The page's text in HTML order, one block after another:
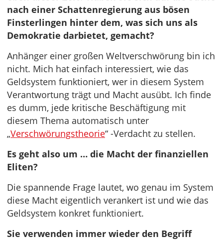
nach einer Schattenregierung aus bösen
Finsterlingen hinter dem, was sich uns als
Demokratie darbietet, gemacht?
Anhänger einer großen Weltverschwörung bin ich
nicht. Mich hat einfach interessiert, wie das
Geldsystem funktioniert, wer in diesem System
Verantwortung trägt und Macht ausübt. Ich finde
es dumm, jede kritische Beschäftigung mit
diesem Thema automatisch unter
„Verschwörungstheorie“ -Verdacht zu stellen.
Es geht also um … die Macht der finanziellen
Eliten?
Die spannende Frage lautet, wo genau im System
diese Macht eigentlich verankert ist und wie das
Geldsystem konkret funktioniert.
Sie verwenden immer wieder den Begriff